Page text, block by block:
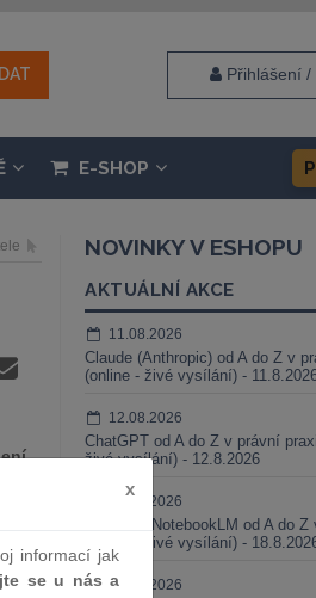
Přihlášení /
E-SHOP
NOVINKY V ESHOPU
AKTUÁLNÍ AKCE
11.08.2026
Claude (Anthropic) od A do Z v
(online - živé vysílání) -
12.08.2026
ChatGPT od A do Z v právní
živé vysílání) - 12.8.2026
18.08.2026
Gemini a NotebookLM od A do
(online - živé vysílání) -
25.08.2026
x
informací jak
se u nás a